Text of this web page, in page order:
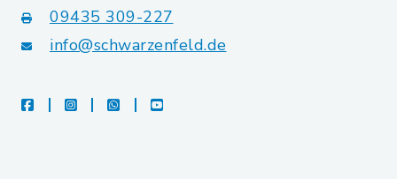
09435 309-227
info@schwarzenfeld.de
facebookinstagramwhatsappyoutube